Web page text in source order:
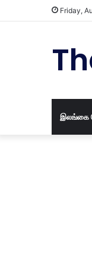
Friday,
இலங்கை